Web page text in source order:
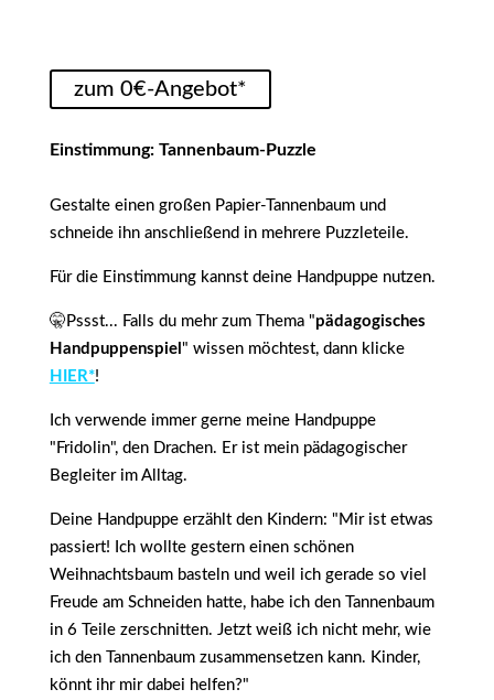
zum 0€-Angebot*
Einstimmung: Tannenbaum-Puzzle
Gestalte einen großen Papier-Tannenbaum und
schneide ihn anschließend in mehrere Puzzleteile.
Für die Einstimmung kannst deine Handpuppe nutzen.
🤫Pssst... Falls du mehr zum Thema "pädagogisches
Handpuppenspiel " wissen möchtest, dann klicke
HIER*!
Ich verwende immer gerne meine Handpuppe
"Fridolin", den Drachen. Er ist mein pädagogischer
Begleiter im Alltag.
Deine Handpuppe erzählt den Kindern: "Mir ist etwas
passiert! Ich wollte gestern einen schönen
Weihnachtsbaum basteln und weil ich gerade so viel
Freude am Schneiden hatte, habe ich den Tannenbaum
in 6 Teile zerschnitten. Jetzt weiß ich nicht mehr, wie
ich den Tannenbaum zusammensetzen kann. Kinder,
könnt ihr mir dabei helfen?"